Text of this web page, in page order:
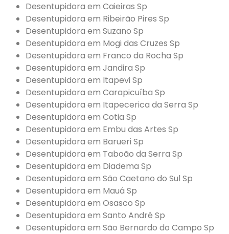
Desentupidora em Caieiras Sp
Desentupidora em Ribeirão Pires Sp
Desentupidora em Suzano Sp
Desentupidora em Mogi das Cruzes Sp
Desentupidora em Franco da Rocha Sp
Desentupidora em Jandira Sp
Desentupidora em Itapevi Sp
Desentupidora em Carapicuíba Sp
Desentupidora em Itapecerica da Serra Sp
Desentupidora em Cotia Sp
Desentupidora em Embu das Artes Sp
Desentupidora em Barueri Sp
Desentupidora em Taboão da Serra Sp
Desentupidora em Diadema Sp
Desentupidora em São Caetano do Sul Sp
Desentupidora em Mauá Sp
Desentupidora em Osasco Sp
Desentupidora em Santo André Sp
Desentupidora em São Bernardo do Campo Sp